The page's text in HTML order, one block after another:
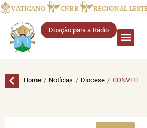
VATICANO CNBB REGIONAL
Doação para a Rádio
Home / Notícias / Diocese / CONVITE